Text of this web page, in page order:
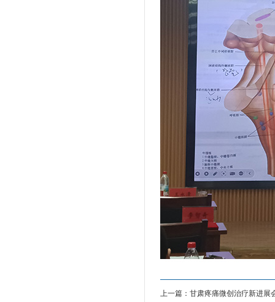
上一篇：甘肃疼痛微创治疗新进展